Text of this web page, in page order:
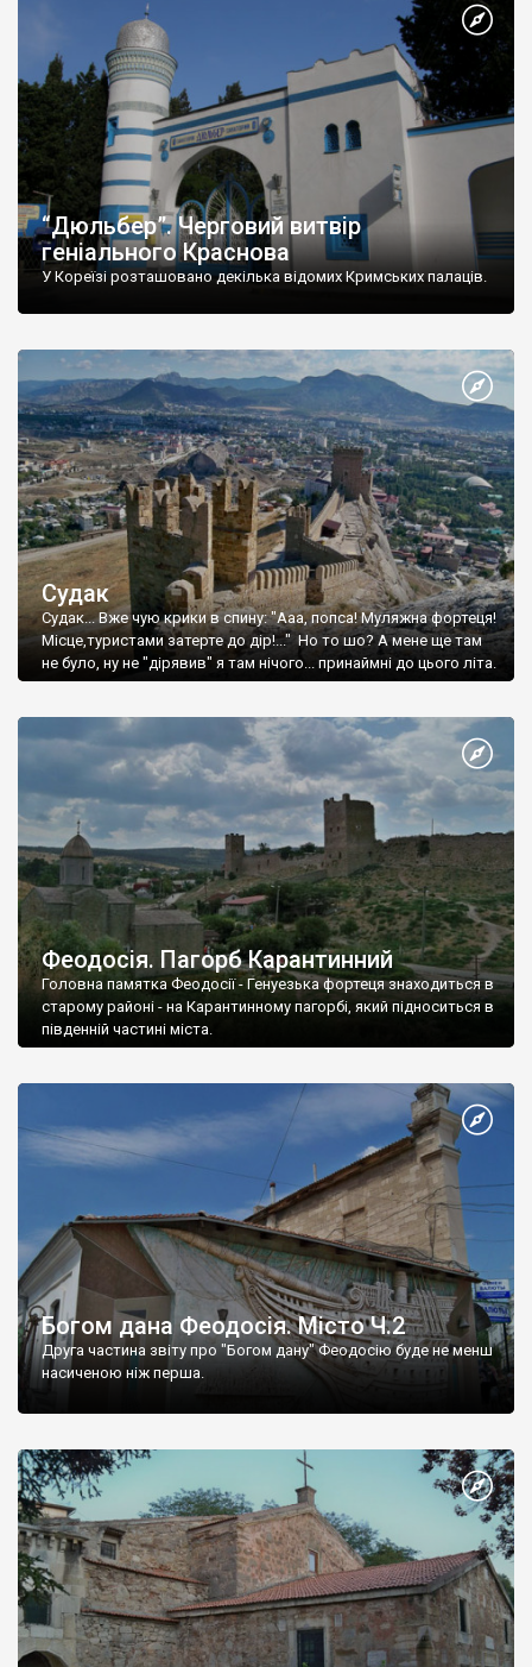
“Дюльбер”. Черговий витвір
геніального Краснова
У Кореїзі розташовано декілька відомих Кримських палаців.
Судак
Судак... Вже чую крики в спину: "Ааа, попса! Муляжна фортеця!
Місце,туристами затерте до дір!..." Но то шо? А мене ще там
не було, ну не "дірявив" я там нічого... принаймні до цього літа.
Феодосія. Пагорб Карантинний
Головна памятка Феодосії - Генуезька фортеця знаходиться в
старому районі - на Карантинному пагорбі, який підноситься в
південній частині міста.
Богом дана Феодосія. Місто Ч.2
Друга частина звіту про "Богом дану" Феодосію буде не менш
насиченою ніж перша.